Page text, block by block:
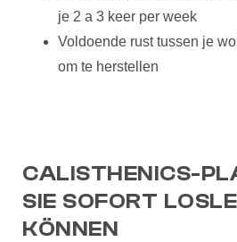
je 2 a 3 keer per week
Voldoende rust tussen je
om te herstellen
CALISTHENICS-
SIE SOFORT
KÖNNEN